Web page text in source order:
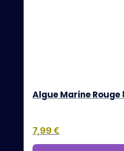
Algue Marine Rouge
7,99 €